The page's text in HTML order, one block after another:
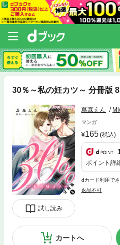
30％～私の妊カツ～ 分冊版 8
試し読み
蔦森えん
マンガ
165(税込)
ポイント詳
dカード利用で
返品不可
カートへ